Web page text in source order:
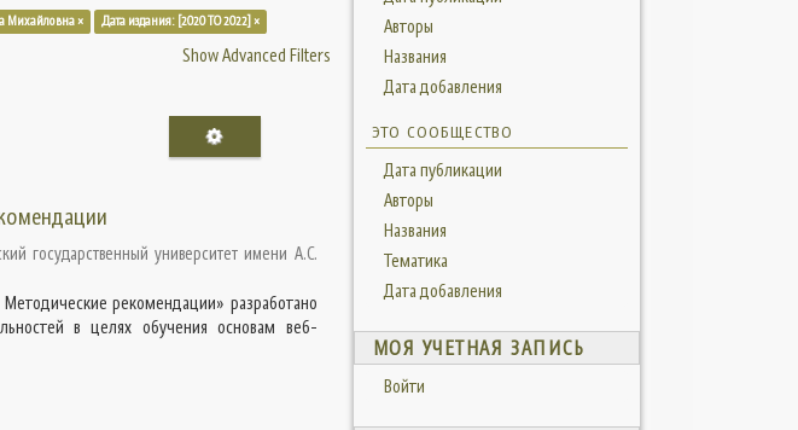
Михайловна × Дата издания: [2020 TO 2022] ×
Show Advanced Filters
государственный университет имени А.С.
рекомендации» разработано
в целях обучения основам веб-
Авторы
Названия
Дата добавления
ЭТО СООБЩЕСТВО
Дата публикации
Авторы
Названия
Тематика
Дата добавления
МОЯ УЧЕТНАЯ ЗАПИСЬ
Войти